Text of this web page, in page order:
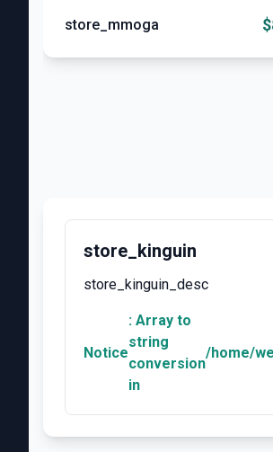
store_mmoga
store_kinguin
store_kinguin_desc
Notice
: Array to
string
conversion
in
/home/